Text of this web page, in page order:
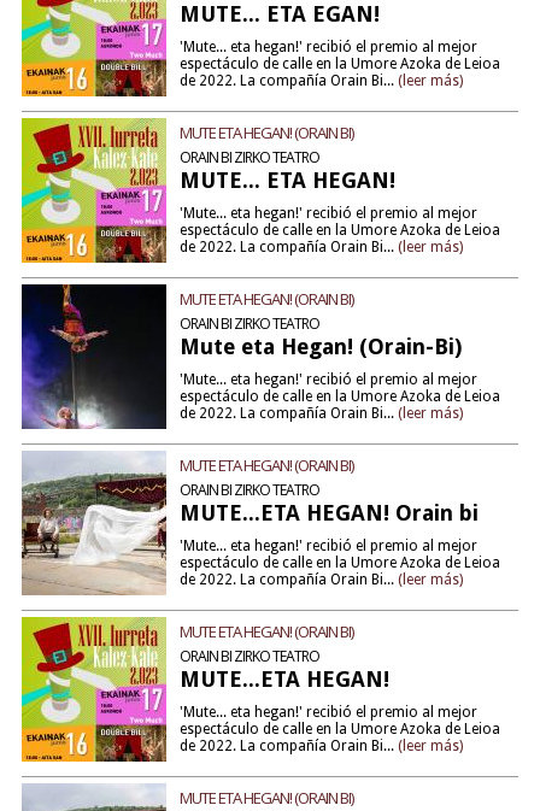
MUTE... ETA EGAN!
'Mute... eta hegan!' recibió el premio al mejor
espectáculo de calle en la Umore Azoka de Leioa
de 2022. La compañía Orain Bi... (leer más)
MUTE ETA HEGAN! (ORAIN BI)
ORAIN BI ZIRKO TEATRO
MUTE... ETA HEGAN!
'Mute... eta hegan!' recibió el premio al mejor
espectáculo de calle en la Umore Azoka de Leioa
de 2022. La compañía Orain Bi... (leer más)
MUTE ETA HEGAN! (ORAIN BI)
ORAIN BI ZIRKO TEATRO
Mute eta Hegan! (Orain-Bi)
'Mute... eta hegan!' recibió el premio al mejor
espectáculo de calle en la Umore Azoka de Leioa
de 2022. La compañía Orain Bi... (leer más)
MUTE ETA HEGAN! (ORAIN BI)
ORAIN BI ZIRKO TEATRO
MUTE...ETA HEGAN! Orain bi
'Mute... eta hegan!' recibió el premio al mejor
espectáculo de calle en la Umore Azoka de Leioa
de 2022. La compañía Orain Bi... (leer más)
MUTE ETA HEGAN! (ORAIN BI)
ORAIN BI ZIRKO TEATRO
MUTE...ETA HEGAN!
'Mute... eta hegan!' recibió el premio al mejor
espectáculo de calle en la Umore Azoka de Leioa
de 2022. La compañía Orain Bi... (leer más)
MUTE ETA HEGAN! (ORAIN BI)